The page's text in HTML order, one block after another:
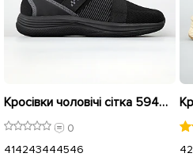
Кросівки чоловічі сітка 594642 Чорні
0
414243444546
42